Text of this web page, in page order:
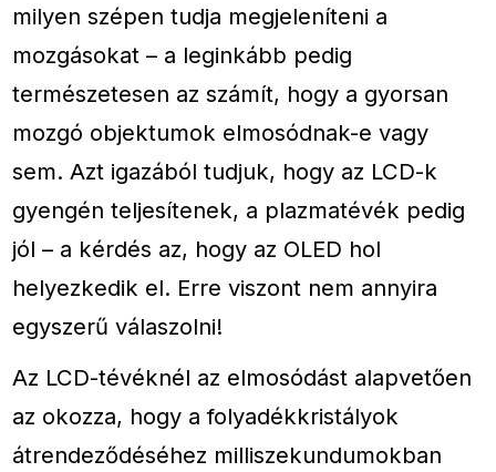
milyen szépen tudja megjeleníteni a
mozgásokat – a leginkább pedig
természetesen az számít, hogy a gyorsan
mozgó objektumok elmosódnak-e vagy
sem. Azt igazából tudjuk, hogy az LCD-k
gyengén teljesítenek, a plazmatévék pedig
jól – a kérdés az, hogy az OLED hol
helyezkedik el. Erre viszont nem annyira
egyszerű válaszolni!
Az LCD-tévéknél az elmosódást alapvetően
az okozza, hogy a folyadékkristályok
átrendeződéséhez milliszekundumokban